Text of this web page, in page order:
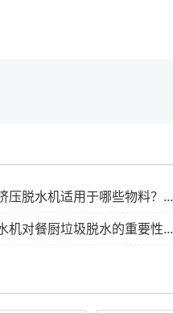
压脱水机适用于哪些物料？...
机对餐厨垃圾脱水的重要性...